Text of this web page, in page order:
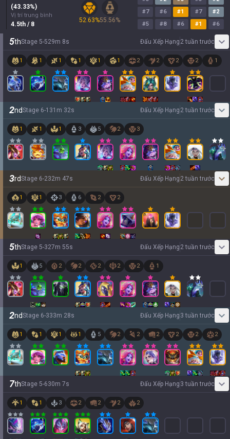
(43.33%)
Vị trí trung bình
4.5th / 8
52.63%55.56%
#7 #6 #1 #7 #2
#5 #8 #6 #1 #6
5thStage 5-529m 8s Đấu Xếp Hạng 2 tuần trước
1 1 1 1 1 1 2 2 2 2 1
2ndStage 6-1 31 m 32s Đấu Xếp Hạng 2 tuần trước
1 1 1 3 5 2 3
3rdStage 6-232m 47s Đấu Xếp Hạng 2 tuần trước
1 1 3 6 2 2
5thStage 5-327m 55s Đấu Xếp Hạng 2 tuần trước
1 5 2 2 2 2 2 1
2ndStage 6-333m 28s Đấu Xếp Hạng 3 tuần trước
1 1 1 1 5 2 2 2 2 2 2
7thStage 5-630m 7s Đấu Xếp Hạng 3 tuần trước
1 1 3 2 2 2 2